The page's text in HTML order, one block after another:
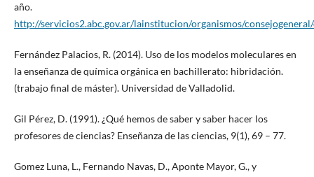
año.
http://servicios2.abc.gov.ar/lainstitucion/organismos/
Fernández Palacios, R. (2014). Uso de los modelos moleculares en
la enseñanza de química orgánica en bachillerato: hibridación.
(trabajo final de máster). Universidad de Valladolid.
Gil Pérez, D. (1991). ¿Qué hemos de saber y saber hacer los
profesores de ciencias? Enseñanza de las ciencias, 9(1), 69 – 77.
Gomez Luna, L., Fernando Navas, D., Aponte Mayor, G., y